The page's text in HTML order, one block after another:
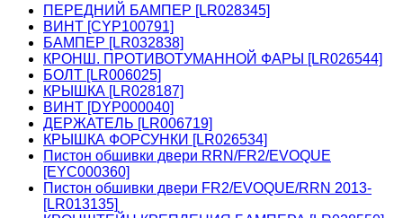
ПЕРЕДНИЙ БАМПЕР [LR028345]
ВИНТ [CYP100791]
БАМПЕР [LR032838]
КРОНШ. ПРОТИВОТУМАННОЙ ФАРЫ [LR026544]
БОЛТ [LR006025]
КРЫШКА [LR028187]
ВИНТ [DYP000040]
ДЕРЖАТЕЛЬ [LR006719]
КРЫШКА ФОРСУНКИ [LR026534]
Пистон обшивки двери RRN/FR2/EVOQUE
[EYC000360]
Пистон обшивки двери FR2/EVOQUE/RRN 2013-
[LR013135]